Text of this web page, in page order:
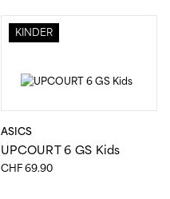
KINDER
ASICS
UPCOURT 6 GS Kids
CHF 69.90